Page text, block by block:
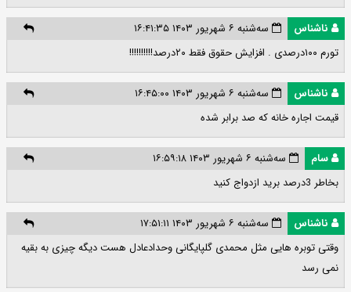
ناشناس
سه‌شنبه ۶ شهریور ۱۴۰۳ ۱۶:۴۱:۳۵
تورم ۱۰۰درصدی . افزایش حقوق فقط ۲۰درصد!!!!!!!!!!
ناشناس
سه‌شنبه ۶ شهریور ۱۴۰۳ ۱۶:۴۵:۰۰
قیمت اجاره خانه که صد برابر شده
سام
سه‌شنبه ۶ شهریور ۱۴۰۳ ۱۶:۵۹:۱۸
بخاطر 3درصد برید ازدواج کنید
ناشناس
سه‌شنبه ۶ شهریور ۱۴۰۳ ۱۷:۵۱:۱۱
وقتی توبره هایی مثل محمدی گلپایگانی وحدادعادل هست دیگه چیزی به بقیه
نمی رسد